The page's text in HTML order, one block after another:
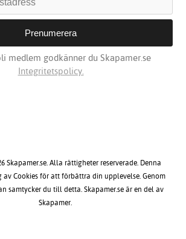
medlem godkänner du Skapamer.se
Integritetspolicy.
Skapamer.se. Alla rättigheter reserverade. Denna
av Cookies för att förbättra din upplevelse. Genom
samtycker du till detta. Skapamer.se är en del av
Skapamer.